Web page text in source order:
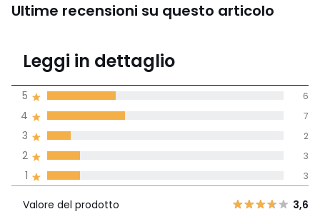
Ultime recensioni su questo articolo
3,5
di media tenendo
4
5 3,6
Leggi in dettaglio
1 3
2 3
3 2
4 7
5 6
Valore del prodotto 3,6